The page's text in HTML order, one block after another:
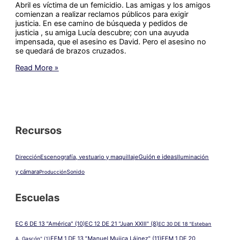
Abril es víctima de un femicidio. Las amigas y los amigos
comienzan a realizar reclamos públicos para exigir
justicia. En ese camino de búsqueda y pedidos de
justicia , su amiga Lucía descubre; con una auyuda
impensada, que el asesino es David. Pero el asesino no
se quedará de brazos cruzados.
#125_
21
(2016)
Read More »
Recursos
DirecciónEscenografía, vestuario y maquillajeGuión e ideasIluminación
y cámaraProducciónSonido
Escuelas
EC 6 DE 13 "América" (10)EC 12 DE 21 "Juan XXIII" (8)EC 30 DE 18 "Esteban
A. Gascón" (1)